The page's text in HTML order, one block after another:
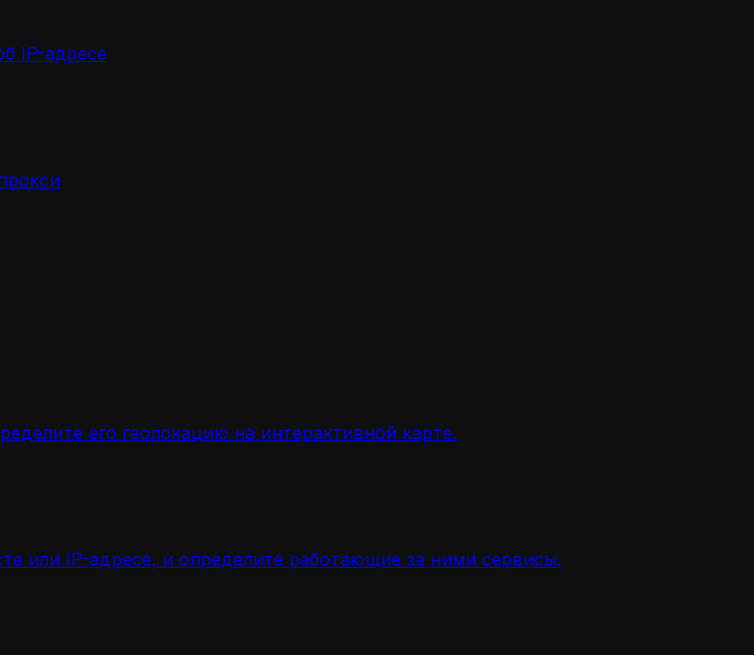
IP-адресе
его геолокацию на интерактивной карте.
или IP-адресе, и определите работающие за ними сервисы.